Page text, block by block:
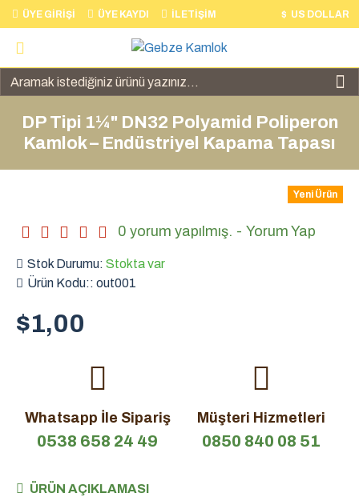
ÜYE GIRIŞI ÜYE KAYDI İLETIŞIM $ US DOLLAR
DP Tipi 1¼" DN32 Polyamid Poliperon
Kamlok – Endüstriyel Kapama Tapası
Yeni Ürün
Stok Durumu: Stokta var
Ürün Kodu:: out001
0 yorum yapılmış. - Yorum Yap
$1,00
Whatsapp İle Sipariş
0538 658 24 49
Müşteri Hizmetleri
0850 840 08 51
ÜRÜN AÇIKLAMASI